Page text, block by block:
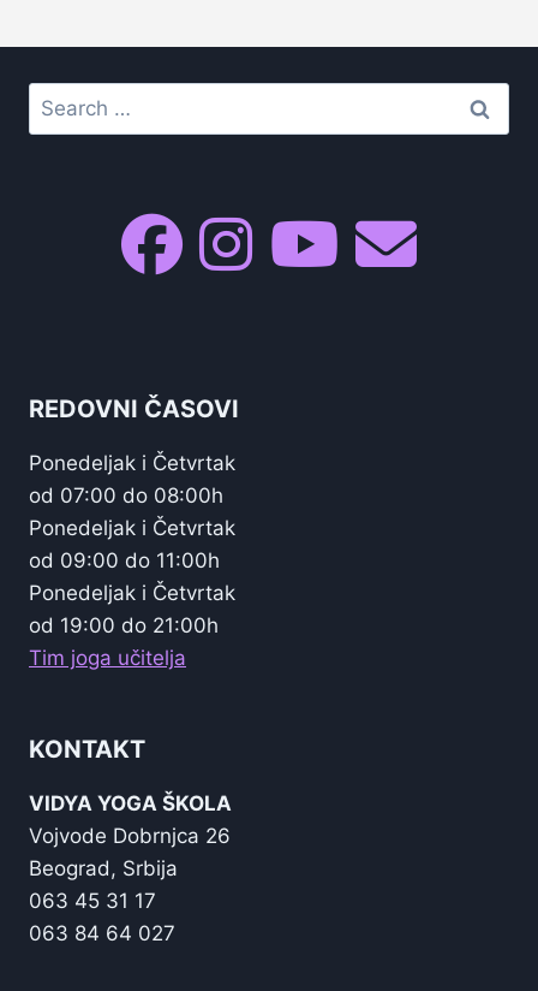
Search
for:
REDOVNI ČASOVI
Ponedeljak i Četvrtak
od 07:00 do 08:00h
Ponedeljak i Četvrtak
od 09:00 do 11:00h
Ponedeljak i Četvrtak
od 19:00 do 21:00h
Tim joga učitelja
KONTAKT
VIDYA YOGA ŠKOLA
Vojvode Dobrnjca 26
Beograd, Srbija
063 45 31 17
063 84 64 027